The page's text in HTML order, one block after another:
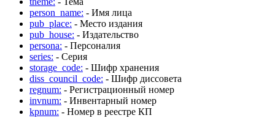
person_name: - Имя лица
pub_place: - Место издания
pub_house: - Издательство
persona: - Персоналия
series: - Серия
storage_code: - Шифр хранения
diss_council_code: - Шифр диссовета
regnum: - Регистрационный номер
invnum: - Инвентарный номер
kpnum: - Номер в реестре КП